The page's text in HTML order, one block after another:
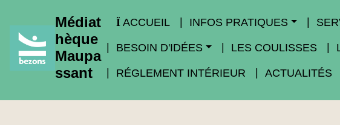
Médiat
hèque
Maupa
ssant
ACCUEIL INFOS PRATIQUES
BESOIN D'IDÉES LES COULISSES
RÉGLEMENT INTÉRIEUR ACTUALITÉS